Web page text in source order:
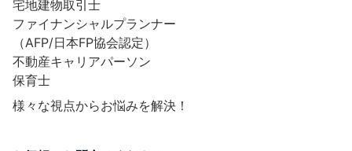
宅地建物取引士
ファイナンシャルプランナー
（AFP/日本FP協会認定）
不動産キャリアパーソン
保育士
様々な視点からお悩みを解決！